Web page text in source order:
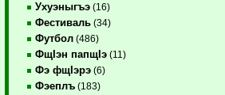
Ухуэныгъэ (16)
Фестиваль (34)
Футбол (486)
ФщIэн папщIэ (11)
Фэ фщIэрэ (6)
Фэеплъ (183)